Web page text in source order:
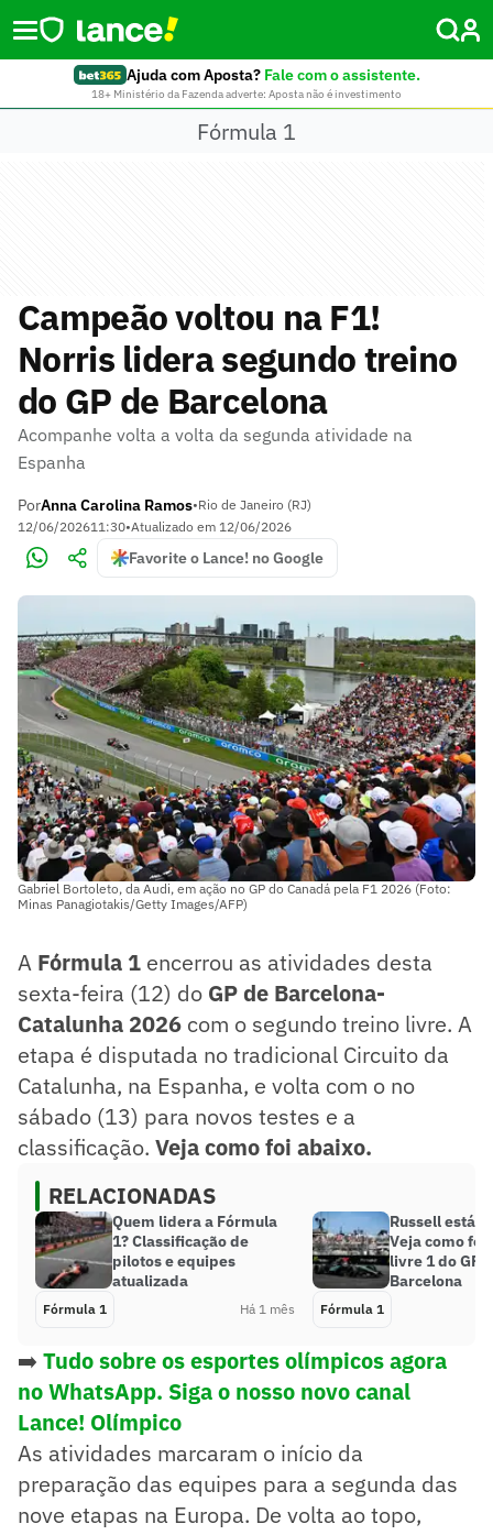
Ajuda com Aposta? Fale com o assistente.
18+ Ministério da Fazenda adverte: Aposta não é investimento
Fórmula 1
Campeão voltou na F1!
Norris lidera segundo treino
do GP de Barcelona
Acompanhe volta a volta da segunda atividade na
Espanha
PorAnna Carolina Ramos•Rio de Janeiro (RJ)
12/06/202611:30•Atualizado em 12/06/2026
Favorite o Lance! no Google
Gabriel Bortoleto, da Audi, em ação no GP do Canadá pela F1 2026 (Foto:
Minas Panagiotakis/Getty Images/AFP)
A Fórmula 1 encerrou as atividades desta
sexta-feira (12) do GP de Barcelona-
Catalunha 2026 com o segundo treino livre. A
etapa é disputada no tradicional Circuito da
Catalunha, na Espanha, e volta com o no
sábado (13) para novos testes e a
classificação. Veja como foi abaixo.
RELACIONADAS
Quem lidera a Fórmula
1? Classificação de
pilotos e equipes
atualizada
Fórmula 1 Há 1 mês
Russell está
Veja como foi
livre 1 do GP
Barcelona
Fórmula 1
➡️ Tudo sobre os esportes olímpicos agora
no WhatsApp. Siga o nosso novo canal
Lance! Olímpico
As atividades marcaram o início da
preparação das equipes para a segunda das
nove etapas na Europa. De volta ao topo,